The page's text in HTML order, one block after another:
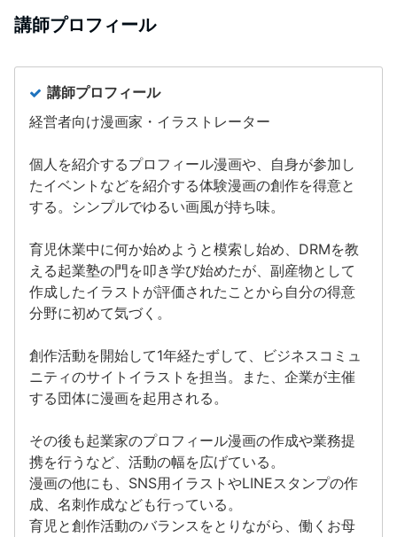
講師プロフィール
講師プロフィール
経営者向け漫画家・イラストレーター
個人を紹介するプロフィール漫画や、自身が参加し
たイベントなどを紹介する体験漫画の創作を得意と
する。シンプルでゆるい画風が持ち味。
育児休業中に何か始めようと模索し始め、DRMを教
える起業塾の門を叩き学び始めたが、副産物として
作成したイラストが評価されたことから自分の得意
分野に初めて気づく。
創作活動を開始して1年経たずして、ビジネスコミュ
ニティのサイトイラストを担当。また、企業が主催
する団体に漫画を起用される。
その後も起業家のプロフィール漫画の作成や業務提
携を行うなど、活動の幅を広げている。
漫画の他にも、SNS用イラストやLINEスタンプの作
成、名刺作成なども行っている。
育児と創作活動のバランスをとりながら、働くお母